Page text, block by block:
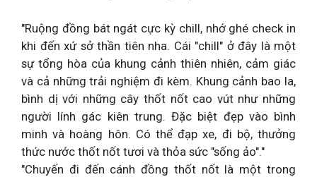
"Ruộng đồng bát ngát cực kỳ chill, nhớ ghé check in
khi đến xứ sở thần tiên nha. Cái "chill" ở đây là một
sự tổng hòa của khung cảnh thiên nhiên, cảm giác
và cả những trải nghiệm đi kèm. Khung cảnh bao la,
bình dị với những cây thốt nốt cao vút như những
người lính gác kiên trung. Đặc biệt đẹp vào bình
minh và hoàng hôn. Có thể đạp xe, đi bộ, thưởng
thức nước thốt nốt tươi và thỏa sức "sống ảo"."
"Chuyến đi đến cánh đồng thốt nốt là một trong